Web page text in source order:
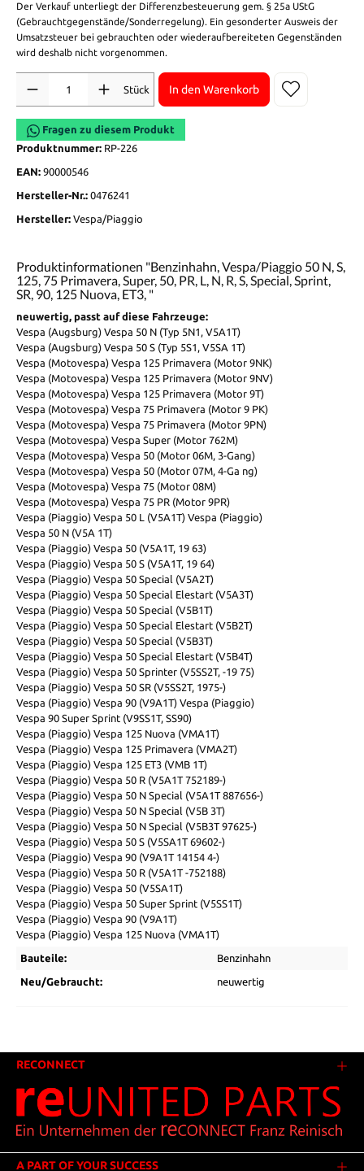
Der Verkauf unterliegt der Differenzbesteuerung gem. § 25a UStG
(Gebrauchtgegenstände/Sonderregelung). Ein gesonderter Ausweis der
Umsatzsteuer bei gebrauchten oder wiederaufbereiteten Gegenständen
wird deshalb nicht vorgenommen.
Stück
In den Warenkorb
Fragen zu diesem Produkt
Produktnummer: RP-226
EAN: 90000546
Hersteller-Nr.: 0476241
Hersteller: Vespa/Piaggio
Produktinformationen "Benzinhahn, Vespa/Piaggio 50 N, S,
125, 75 Primavera, Super, 50, PR, L, N, R, S, Special, Sprint,
SR, 90, 125 Nuova, ET3, "
neuwertig, passt auf diese Fahrzeuge:
Vespa (Augsburg) Vespa 50 N (Typ 5N1, V5A1T)
Vespa (Augsburg) Vespa 50 S (Typ 5S1, V5SA 1T)
Vespa (Motovespa) Vespa 125 Primavera (Motor 9NK)
Vespa (Motovespa) Vespa 125 Primavera (Motor 9NV)
Vespa (Motovespa) Vespa 125 Primavera (Motor 9T)
Vespa (Motovespa) Vespa 75 Primavera (Motor 9 PK)
Vespa (Motovespa) Vespa 75 Primavera (Motor 9PN)
Vespa (Motovespa) Vespa Super (Motor 762M)
Vespa (Motovespa) Vespa 50 (Motor 06M, 3-Gang)
Vespa (Motovespa) Vespa 50 (Motor 07M, 4-Ga ng)
Vespa (Motovespa) Vespa 75 (Motor 08M)
Vespa (Motovespa) Vespa 75 PR (Motor 9PR)
Vespa (Piaggio) Vespa 50 L (V5A1T) Vespa (Piaggio)
Vespa 50 N (V5A 1T)
Vespa (Piaggio) Vespa 50 (V5A1T, 19 63)
Vespa (Piaggio) Vespa 50 S (V5A1T, 19 64)
Vespa (Piaggio) Vespa 50 Special (V5A2T)
Vespa (Piaggio) Vespa 50 Special Elestart (V5A3T)
Vespa (Piaggio) Vespa 50 Special (V5B1T)
Vespa (Piaggio) Vespa 50 Special Elestart (V5B2T)
Vespa (Piaggio) Vespa 50 Special (V5B3T)
Vespa (Piaggio) Vespa 50 Special Elestart (V5B4T)
Vespa (Piaggio) Vespa 50 Sprinter (V5SS2T, -19 75)
Vespa (Piaggio) Vespa 50 SR (V5SS2T, 1975-)
Vespa (Piaggio) Vespa 90 (V9A1T) Vespa (Piaggio)
Vespa 90 Super Sprint (V9SS1T, SS90)
Vespa (Piaggio) Vespa 125 Nuova (VMA1T)
Vespa (Piaggio) Vespa 125 Primavera (VMA2T)
Vespa (Piaggio) Vespa 125 ET3 (VMB 1T)
Vespa (Piaggio) Vespa 50 R (V5A1T 752189-)
Vespa (Piaggio) Vespa 50 N Special (V5A1T 887656-)
Vespa (Piaggio) Vespa 50 N Special (V5B 3T)
Vespa (Piaggio) Vespa 50 N Special (V5B3T 97625-)
Vespa (Piaggio) Vespa 50 S (V5SA1T 69602-)
Vespa (Piaggio) Vespa 90 (V9A1T 14154 4-)
Vespa (Piaggio) Vespa 50 R (V5A1T -752188)
Vespa (Piaggio) Vespa 50 (V5SA1T)
Vespa (Piaggio) Vespa 50 Super Sprint (V5SS1T)
Vespa (Piaggio) Vespa 90 (V9A1T)
Vespa (Piaggio) Vespa 125 Nuova (VMA1T)
Bauteile: Benzinhahn
Neu/Gebraucht: neuwertig
RECONNECT
A PART OF YOUR SUCCESS